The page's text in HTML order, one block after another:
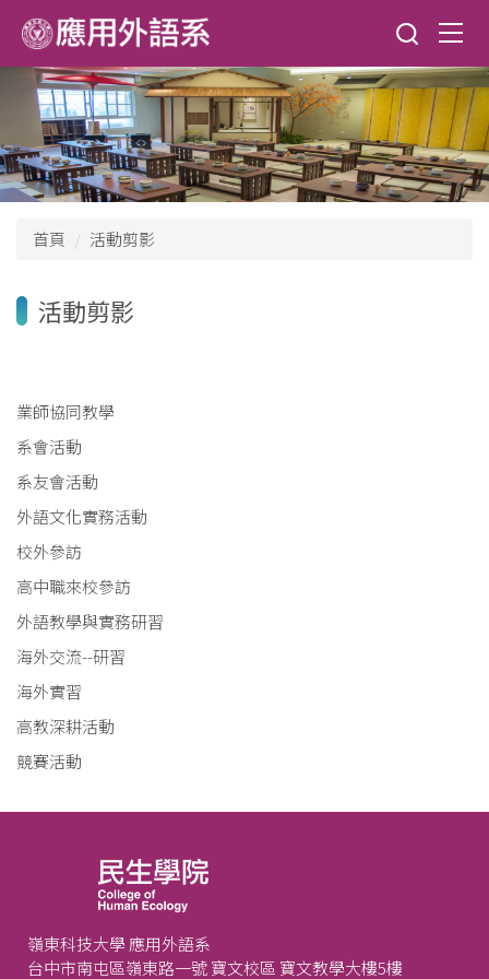
到
主
區
首頁 活動剪影
活動剪影
業師協同教學
系會活動
系友會活動
外語文化實務活動
校外參訪
高中職來校參訪
外語教學與實務研習
海外交流--研習
海外實習
高教深耕活動
競賽活動
嶺東科技大學 應用外語系
台中市南屯區嶺東路一號 寶文校區 寶文教學大樓5樓